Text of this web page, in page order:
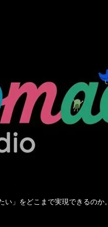
い」をどこまで実現できるのか